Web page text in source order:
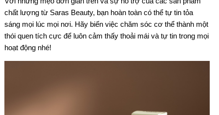
chất lượng từ Saras Beauty, bạn hoàn toàn có thể tự tin tỏa
sáng mọi lúc mọi nơi. Hãy biến việc chăm sóc cơ thể thành một
thói quen tích cực để luôn cảm thấy thoải mái và tự tin trong mọi
hoạt động nhé!